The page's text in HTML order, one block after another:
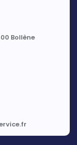
Bollène